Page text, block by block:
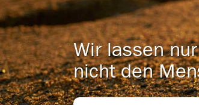
Wir lassen
nicht den